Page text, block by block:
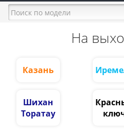
На
Казань
Шихан
Торатау